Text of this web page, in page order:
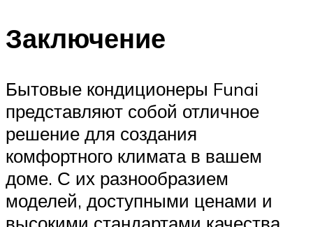
Заключение
Бытовые кондиционеры Funai
представляют собой отличное
решение для создания
комфортного климата в вашем
доме. С их разнообразием
моделей, доступными ценами и